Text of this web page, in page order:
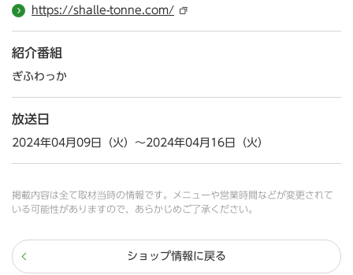
https://shalle-tonne.com/
紹介番組
ぎふわっか
放送日
2024年04月09日（火）～2024年04月16日（火）
掲載内容は全て取材当時の情報です。メニューや営業時間などが変更されて
いる可能性がありますので、あらかじめご了承ください。
ショップ情報に戻る